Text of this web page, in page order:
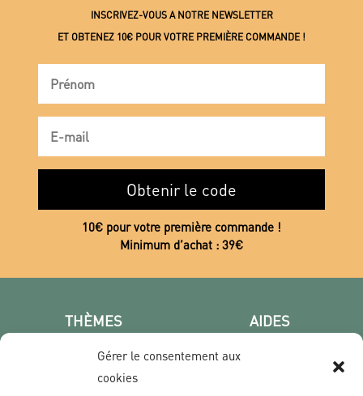
Gérer le consentement aux
cookies
INSCRIVEZ-VOUS A NOTRE NEWSLETTER
ET OBTENEZ 10€ POUR VOTRE PREMIÈRE COMMANDE !
Obtenir le code
10€ pour votre première commande !
Minimum d’achat : 39€
THÈMES
Poster photo
Les villes
AIDES